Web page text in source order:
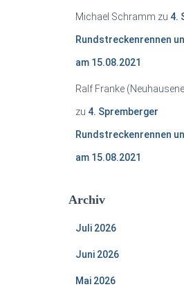
Michael Schramm zu 4.
Rundstreckenrennen
am 15.08.2021
Ralf Franke
zu 4. Spremberger
Rundstreckenrennen
am 15.08.2021
Archiv
Juli 2026
Juni 2026
Mai 2026